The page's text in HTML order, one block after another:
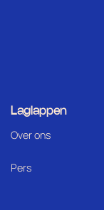
Laglappen
Over ons
Pers